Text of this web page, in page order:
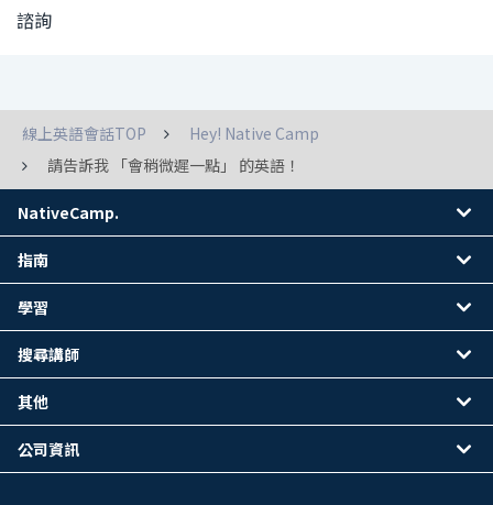
諮詢
線上英語會話TOP
Hey! Native Camp
請告訴我 「會稍微遲一點」 的英語！
NativeCamp.
指南
學習
搜尋講師
其他
公司資訊